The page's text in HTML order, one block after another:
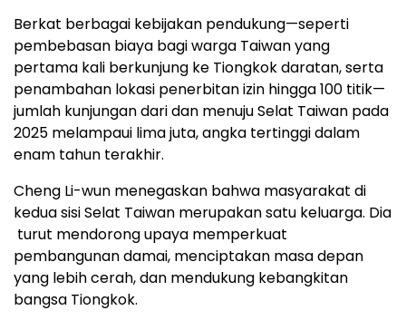
Berkat berbagai kebijakan pendukung—seperti
pembebasan biaya bagi warga Taiwan yang
pertama kali berkunjung ke Tiongkok daratan, serta
penambahan lokasi penerbitan izin hingga 100 titik—
jumlah kunjungan dari dan menuju Selat Taiwan pada
2025 melampaui lima juta, angka tertinggi dalam
enam tahun terakhir.
Cheng Li-wun menegaskan bahwa masyarakat di
kedua sisi Selat Taiwan merupakan satu keluarga. Dia
turut mendorong upaya memperkuat
pembangunan damai, menciptakan masa depan
yang lebih cerah, dan mendukung kebangkitan
bangsa Tiongkok.